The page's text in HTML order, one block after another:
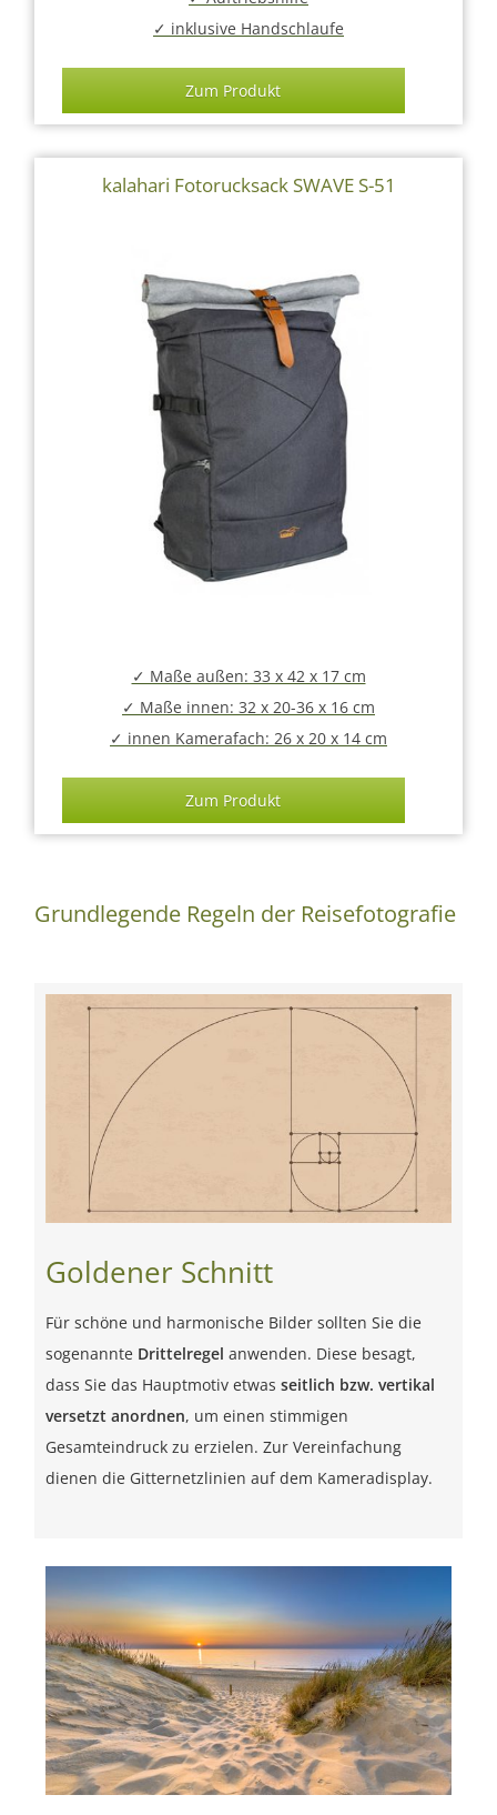
✓ inklusive Handschlaufe
Zum Produkt
kalahari Fotorucksack SWAVE S-51
✓ Maße außen: 33 x 42 x 17 cm
✓ Maße innen: 32 x 20-36 x 16 cm
✓ innen Kamerafach: 26 x 20 x 14 cm
Zum Produkt
Grundlegende Regeln der Reisefotografie
Goldener Schnitt
Für schöne und harmonische Bilder sollten Sie die
sogenannte Drittelregel anwenden. Diese besagt,
dass Sie das Hauptmotiv etwas seitlich bzw. vertikal
versetzt anordnen, um einen stimmigen
Gesamteindruck zu erzielen. Zur Vereinfachung
dienen die Gitternetzlinien auf dem Kameradisplay.